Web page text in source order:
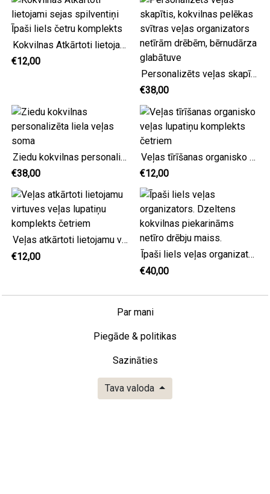
Kokvilnas Atkārtoti lietojami sejas spilventiņi Īpaši liels četru komplekts
€12,00
Personalizēts veļas skapītis, kokvilnas pelēkas svītras veļas organizators netīrām drēbēm, bērnudārza glabātuve
€38,00
Ziedu kokvilnas personalizēta liela veļas soma
€38,00
Veļas tīrīšanas organisko veļas lupatiņu komplekts četriem
€12,00
Veļas atkārtoti lietojamu virtuves veļas lupatiņu komplekts četriem
€12,00
Īpaši liels veļas organizators. Dzeltens kokvilnas piekarināms netīro drēbju maiss.
€40,00
Par mani
Piegāde & politikas
Sazināties
Tava valoda